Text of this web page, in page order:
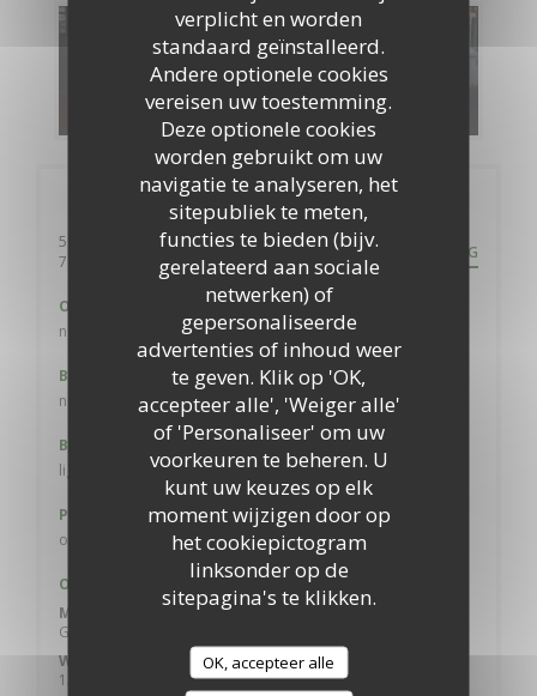
verplicht en worden
standaard geïnstalleerd.
Andere optionele cookies
vereisen uw toestemming.
Deze optionele cookies
worden gebruikt om uw
navigatie te analyseren, het
sitepubliek te meten,
functies te bieden (bijv.
gerelateerd aan sociale
netwerken) of
gepersonaliseerde
advertenties of inhoud weer
te geven. Klik op 'OK,
accepteer alle', 'Weiger alle'
of 'Personaliseer' om uw
voorkeuren te beheren. U
kunt uw keuzes op elk
moment wijzigen door op
het cookiepictogram
linksonder op de
sitepagina's te klikken.
OK, accepteer alle
Menu's
ONTDEK ONS MENU
Algemene informatie
59 route d'Etrembière
74100 ANNEMASSE((opent in een nieuw venster))ROUTEBESCHRIJVING
Ondergrondse
non
Bike station
non
Bus
ligne N° 5
Parkeren
oui, privé
Openingstijden
Maa
Gesloten
Woensdag
12:00 - 14:30 *